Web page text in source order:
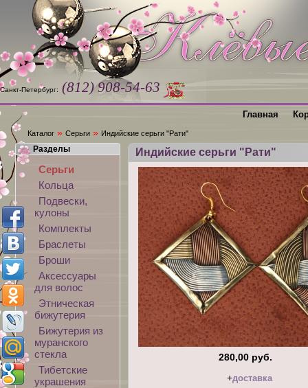
Санкт-Петербург: (812) 908-54-63
Главная
Каталог » Серьги » Индийские серьги "Рати"
Индийские серьги "Рати"
280,00 руб.
+доставка
Разделы
Серьги
Кольца
Подвески,
кулоны
Комплекты
Браслеты
Броши
Аксессуары
для волос
Этническая
бижутерия
Бижутерия из
муранского
стекла
Тибетские
украшения